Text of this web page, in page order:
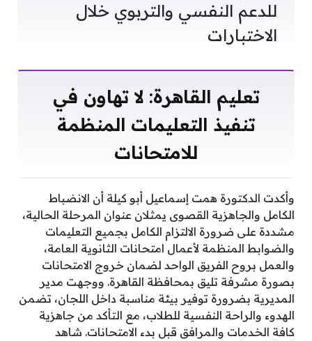
للدعم النفسي والتربوي خلال
الاختبارات
تعليم القاهرة: لا تهاون في
تنفيذ التعليمات المنظمة
للامتحانات
وأكدت الدكتورة همت إسماعيل أبو كيلة أن الانضباط
الكامل والجاهزية القصوى يمثلان عنوان المرحلة الحالية،
مشددة على ضرورة الالتزام الكامل بجميع التعليمات
والضوابط المنظمة لأعمال امتحانات الثانوية العامة،
والعمل بروح الفريق الواحد لضمان خروج الامتحانات
بصورة مشرفة تليق بمحافظة القاهرة. ووجهت مدير
المديرية بضرورة توفير بيئة مناسبة داخل اللجان، تضمن
الهدوء والراحة النفسية للطلاب، مع التأكد من جاهزية
كافة الخدمات والمرافق قبل بدء الامتحانات. شاهد